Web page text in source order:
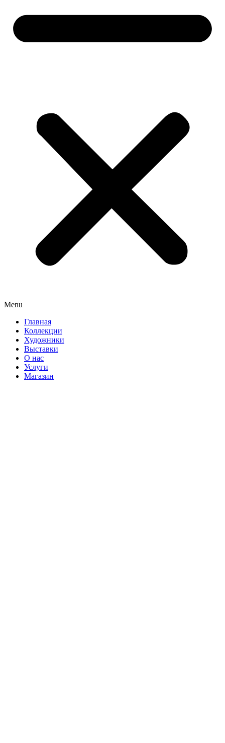
Menu
Главная
Коллекции
Художники
Выставки
О нас
Услуги
Магазин